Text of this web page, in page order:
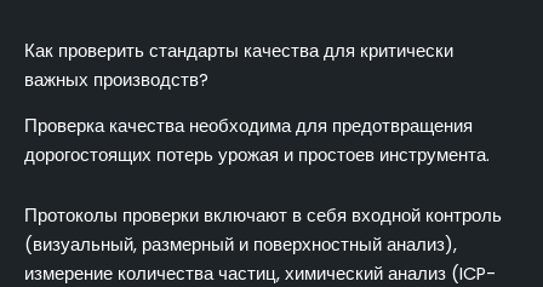
Как проверить стандарты качества для критически
важных производств?
Проверка качества необходима для предотвращения
дорогостоящих потерь урожая и простоев инструмента.
Протоколы проверки включают в себя входной контроль
(визуальный, размерный и поверхностный анализ),
измерение количества частиц, химический анализ (ICP-